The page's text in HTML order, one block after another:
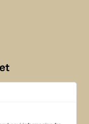
til økonomisk støtte
Musikkforleggerne.